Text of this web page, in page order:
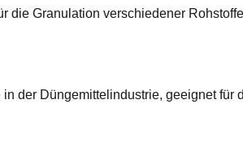
die Granulation verschiedener
der Düngemittelindustrie, geeignet